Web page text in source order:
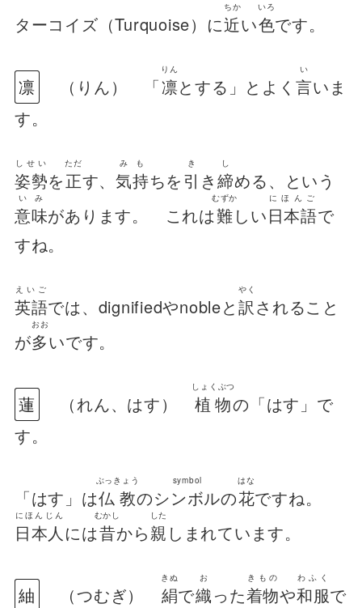
ターコイズ（Turquoise）に近
ちか
い色
いろ
です。
凛 （りん） 「凛
りん
とする」とよく 言
い
いま
す。
姿勢
しせい
を正
ただ
す、気持
みも
ちを引
き
き締
し
める、という
意味
いみ
があります。 これは難
むずか
しい日本語
にほんご
で
すね。
英語
えいご
では、dignifiedやnobleと訳
やく
されること
が多
おお
いです。
蓮 （れん、はす） 植物
しょくぶつ
の「はす」で
す。
「はす」は仏教
ぶっきょう
のシンボル
symbol
の花
はな
ですね。
日本人
にほんじん
には昔
むかし
から親
した
しまれています。
紬 （つむぎ） 絹
きぬ
で織
お
った着物
きもの
や和服
わふく
で